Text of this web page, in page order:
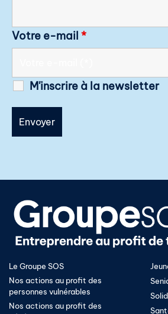
Votre e-mail *
M'inscrire à la newsletter
Le Groupe SOS
Nos actions au profit des
personnes vulnérables
Nos actions au profit des